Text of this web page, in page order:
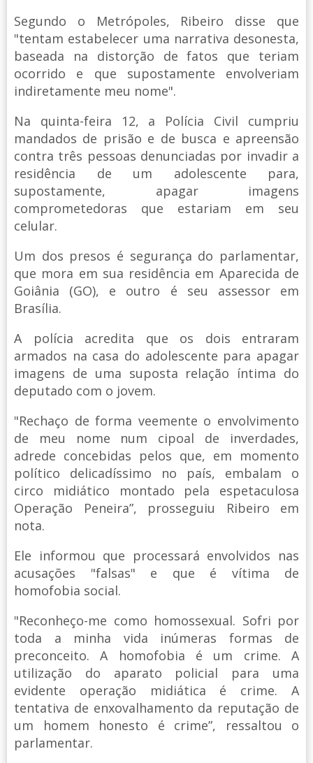
Segundo o Metrópoles, Ribeiro disse que
"tentam estabelecer uma narrativa desonesta,
baseada na distorção de fatos que teriam
ocorrido e que supostamente envolveriam
indiretamente meu nome".
Na quinta-feira 12, a Polícia Civil cumpriu
mandados de prisão e de busca e apreensão
contra três pessoas denunciadas por invadir a
residência de um adolescente para,
supostamente, apagar imagens
comprometedoras que estariam em seu
celular.
Um dos presos é segurança do parlamentar,
que mora em sua residência em Aparecida de
Goiânia (GO), e outro é seu assessor em
Brasília.
A polícia acredita que os dois entraram
armados na casa do adolescente para apagar
imagens de uma suposta relação íntima do
deputado com o jovem.
"Rechaço de forma veemente o envolvimento
de meu nome num cipoal de inverdades,
adrede concebidas pelos que, em momento
político delicadíssimo no país, embalam o
circo midiático montado pela espetaculosa
Operação Peneira”, prosseguiu Ribeiro em
nota.
Ele informou que processará envolvidos nas
acusações "falsas" e que é vítima de
homofobia social.
"Reconheço-me como homossexual. Sofri por
toda a minha vida inúmeras formas de
preconceito. A homofobia é um crime. A
utilização do aparato policial para uma
evidente operação midiática é crime. A
tentativa de enxovalhamento da reputação de
um homem honesto é crime”, ressaltou o
parlamentar.